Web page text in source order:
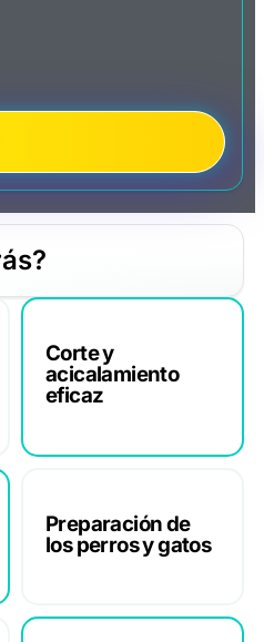
Corte y
acicalamiento
eficaz
Preparación de
los perros y gatos